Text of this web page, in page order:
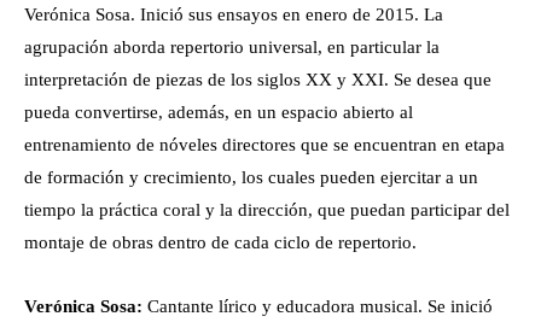
Verónica Sosa. Inició sus ensayos en enero de 2015. La
agrupación aborda repertorio universal, en particular la
interpretación de piezas de los siglos XX y XXI. Se desea que
pueda convertirse, además, en un espacio abierto al
entrenamiento de nóveles directores que se encuentran en etapa
de formación y crecimiento, los cuales pueden ejercitar a un
tiempo la práctica coral y la dirección, que puedan participar del
montaje de obras dentro de cada ciclo de repertorio.
Verónica Sosa: Cantante lírico y educadora musical. Se inició